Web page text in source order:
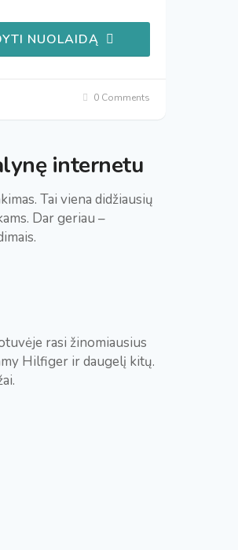
NUOLAIDĄ
0 Comments
internetu
Tai viena didžiausių
Dar geriau –
rasi žinomiausius
Hilfiger ir daugelį kitų.